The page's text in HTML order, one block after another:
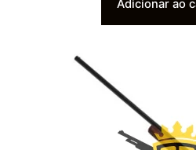
Adicionar ao